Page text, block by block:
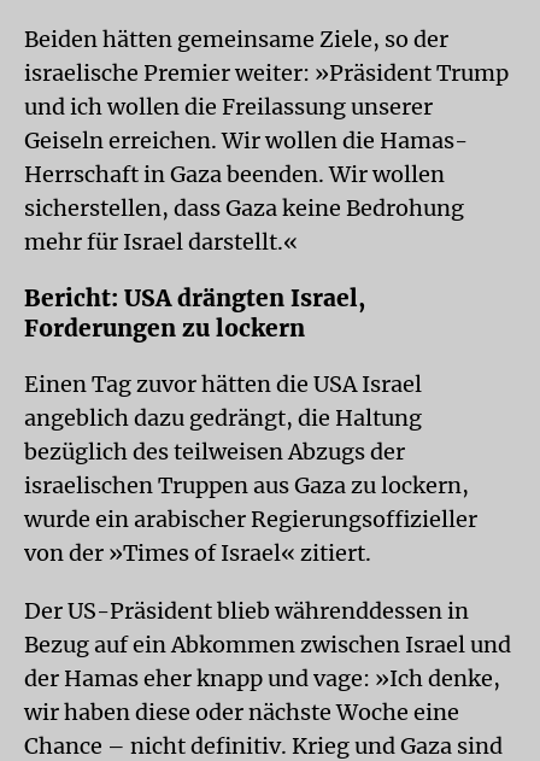
Beiden hätten gemeinsame Ziele, so der
israelische Premier weiter: »Präsident Trump
und ich wollen die Freilassung unserer
Geiseln erreichen. Wir wollen die Hamas-
Herrschaft in Gaza beenden. Wir wollen
sicherstellen, dass Gaza keine Bedrohung
mehr für Israel darstellt.«
Bericht: USA drängten Israel,
Forderungen zu lockern
Einen Tag zuvor hätten die USA Israel
angeblich dazu gedrängt, die Haltung
bezüglich des teilweisen Abzugs der
israelischen Truppen aus Gaza zu lockern,
wurde ein arabischer Regierungsoffizieller
von der »Times of Israel« zitiert.
Der US-Präsident blieb währenddessen in
Bezug auf ein Abkommen zwischen Israel und
der Hamas eher knapp und vage: »Ich denke,
wir haben diese oder nächste Woche eine
Chance – nicht definitiv. Krieg und Gaza sind